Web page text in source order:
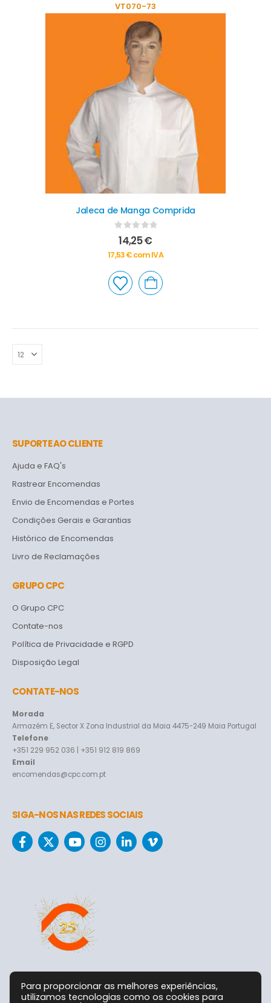
VT070-73
Jaleca de Manga Comprida
0out of 5
14,25€
17,53€com IVA
SUPORTE AO CLIENTE
Ajuda e FAQ's
Rastrear Encomendas
Envio de Encomendas e Portes
Condições Gerais e Garantias
Histórico de Encomendas
Livro de Reclamações
GRUPO CPC
O Grupo CPC
Contate-nos
Política de Privacidade e RGPD
Disposição Legal
CONTATE-NOS
Morada
Armazém E, Sector X Zona Industrial da Maia 4475-249 Maia Portugal
Telefone
+351 229 952 036 | +351 912 819 869
Email
encomendas@cpc.com.pt
SIGA-NOS NAS REDES SOCIAIS
Para proporcionar as melhores experiências,
utilizamos tecnologias como os cookies para